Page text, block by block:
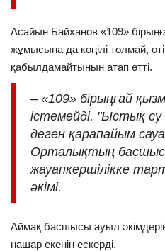
Асайын Байханов «109»
жұмысына да көңілі толмай,
қабылдамайтынын атап өтті.
– «109» бірыңғай
істемейді. "Ыстық су
деген қарапайым
Орталықтың
жауапкершілікке
әкімі.
Аймақ басшысы ауыл
нашар екенін ескерді.